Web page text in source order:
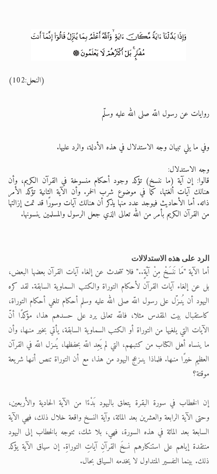
(النحل:102)
روايات عن رسول اللّه صلى الله عليه وسلّم
وفي ما يلي تبيان وجه الاستدلال في هذه الأدلة، والرد عليها.
وجه الاستدلال:
قالوا: إن آية (ما ننسخ) تؤكد وجود أحكام منسوخة في القرآن الكريم، وأن
هنالك آيات ألغتها، كما في موضوع شرب الخمر. وأن الآية الثانية تؤكد الأمر
ذاته. أما الأحاديث فيوجد عدد منها يذكر أن هنالك آيات وسورًا قد تمت إزالتها
من القرآن الكريم بأمر من الله تعالى الذي جعل الرسول والمسلمين ينسونها.
الرد على هذه الاستدلالات
أما الآية "مَا نَنسَخْ مِنْ آيَةٍ.." فلا تتحدث عن إلغاء آيات القرآن بعضها البعض،
بل عن إلغاء آيات القرآن لأحكام التوراة والكتب السماوية السابقة. لقد كره
اليهود أن يُنـزّل على رسول اللّه صلى الله عليه وسلم أحكام تلغي أحكام التوراة،
كاستقبال بيت المقدس مثلا، فاللّه تعالى يرد على حسدهم هذا، مؤكدًا أنّ
الآيات التي يلغيها من التوراة أو الكتب السماوية السابقة، يأتي بخير منـها، وأن
ما ينساه أهل الكتاب من كتبـهم، التي لم يَعِد اللّه بحفظها، يُنـزل اللّه في القرآن
العظيم خيرًا منـها. فلماذا ينـزعج اليهود من هذا، مع أن التوراة تنص أنـها شريعة
موقتة؟
إن الخطاب في سورة البقرة يتعلق باليهود بَدْءًا من الآية الحادية والأربعين،
وحتى الآية الرابعة والعشرين بعد المائة، وآية النسخ واقعة خلال ذلك، فهي الآية
السابعة بعد المائة في هذه السورة، فهي، بلا شك، تتوجه بالخطاب إلى اليهود
منتقدة إياهم على استنكارهم نسخَ القرآنِ آياتِ التوراةِ. إن سياق الآية يؤكد
ذلك. بينما التفسير المتداول لا يخدمه السياق بحال.